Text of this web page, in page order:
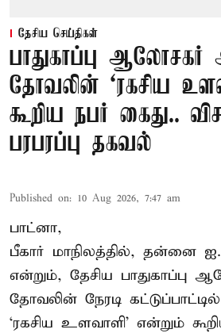
தேசிய செய்திகள்
பாதுகாப்பு ஆலோசகர்
தோவலின் ‘ரகசிய
கூறிய நபர் கைது..
பரபரப்பு தகவல்
Published on: 10 Aug 2026, 7:47 am
பாட்னா,
பீகார் மாநிலத்தில், தன்னை
என்றும், தேசிய பாதுகாப்பு
தோவலின் நேரடி
‘ரகசிய உளவாளி’ என்றும்